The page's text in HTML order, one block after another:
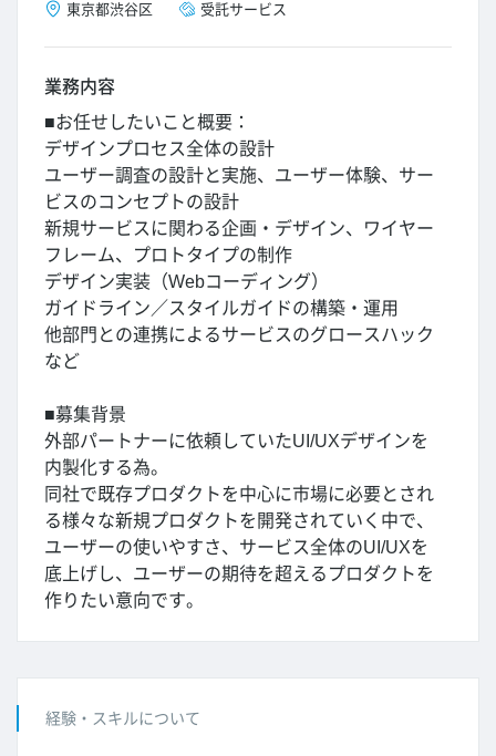
東京都渋谷区 受託サービス
業務内容
■お任せしたいこと概要：
デザインプロセス全体の設計
ユーザー調査の設計と実施、ユーザー体験、サー
ビスのコンセプトの設計
新規サービスに関わる企画・デザイン、ワイヤー
フレーム、プロトタイプの制作
デザイン実装（Webコーディング）
ガイドライン／スタイルガイドの構築・運用
他部門との連携によるサービスのグロースハック
など
■募集背景
外部パートナーに依頼していたUI/UXデザインを
内製化する為。
同社で既存プロダクトを中心に市場に必要とされ
る様々な新規プロダクトを開発されていく中で、
ユーザーの使いやすさ、サービス全体のUI/UXを
底上げし、ユーザーの期待を超えるプロダクトを
作りたい意向です。
経験・スキルについて